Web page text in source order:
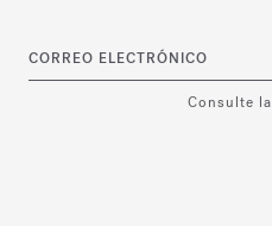
CORREO ELECTRÓNICO
Consulte la